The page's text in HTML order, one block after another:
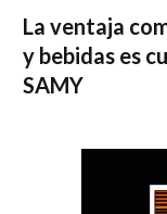
La ventaja
y bebidas es
SAMY